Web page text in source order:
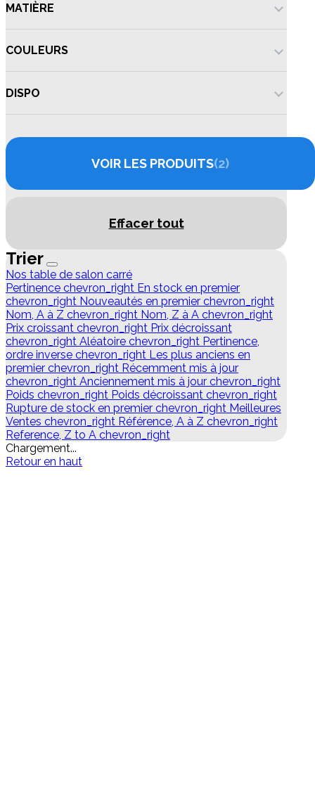
MATIÈRE
COULEURS
DISPO
VOIR LES PRODUITS 2
Effacer tout
Trier
Nos table de salon carré
Pertinence chevron_right En stock en premier
chevron_right Nouveautés en premier chevron_right
Nom, A à Z chevron_right Nom, Z à A chevron_right
Prix croissant chevron_right Prix décroissant
chevron_right Aléatoire chevron_right Pertinence,
ordre inverse chevron_right Les plus anciens en
premier chevron_right Récemment mis à jour
chevron_right Anciennement mis à jour chevron_right
Poids chevron_right Poids décroissant chevron_right
Rupture de stock en premier chevron_right Meilleures
Ventes chevron_right Référence, A à Z chevron_right
Reference, Z to A chevron_right
Chargement...
Retour en haut